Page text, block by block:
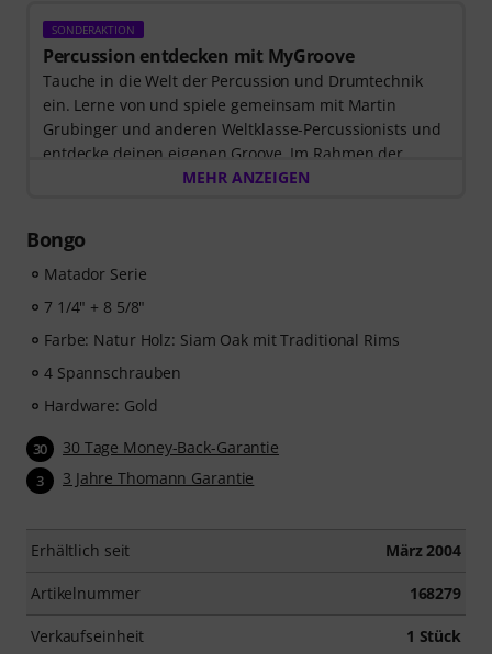
SONDERAKTION
Percussion entdecken mit MyGroove
Tauche in die Welt der Percussion und Drumtechnik
ein. Lerne von und spiele gemeinsam mit Martin
Grubinger und anderen Weltklasse-Percussionists und
entdecke deinen eigenen Groove. Im Rahmen der
Sonderaktion, die bis einschließlich 14. Oktober 2026
Freischaltcode zur App wird Dir automatisch per E-Mail
zugeschickt.
MEHR ANZEIGEN
Bongo
Matador Serie
7 1/4" + 8 5/8"
Farbe: Natur Holz: Siam Oak mit Traditional Rims
4 Spannschrauben
Hardware: Gold
30 30 Tage Money-Back-Garantie
3 3 Jahre Thomann Garantie
Erhältlich seit März 2004
Artikelnummer 168279
Verkaufseinheit 1 Stück